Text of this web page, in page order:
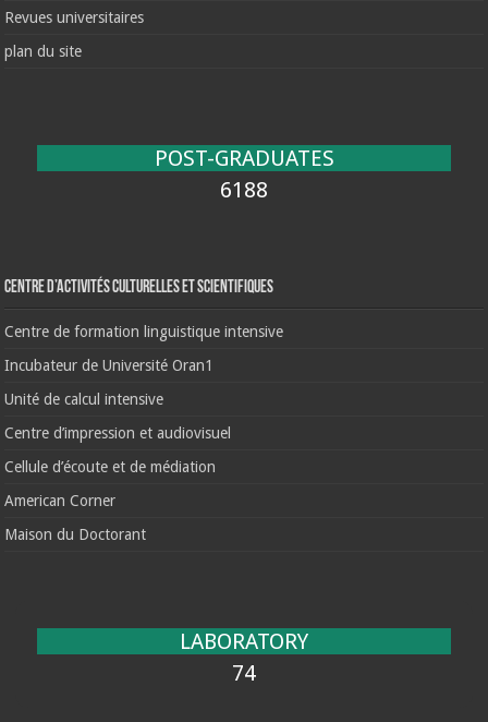
Revues universitaires
plan du site
POST-GRADUATES
6188
Centre d’activités culturelles et scientifiques
Centre de formation linguistique intensive
Incubateur de Université Oran1
Unité de calcul intensive
Centre d’impression et audiovisuel
Cellule d’écoute et de médiation
American Corner
Maison du Doctorant
LABORATORY
74